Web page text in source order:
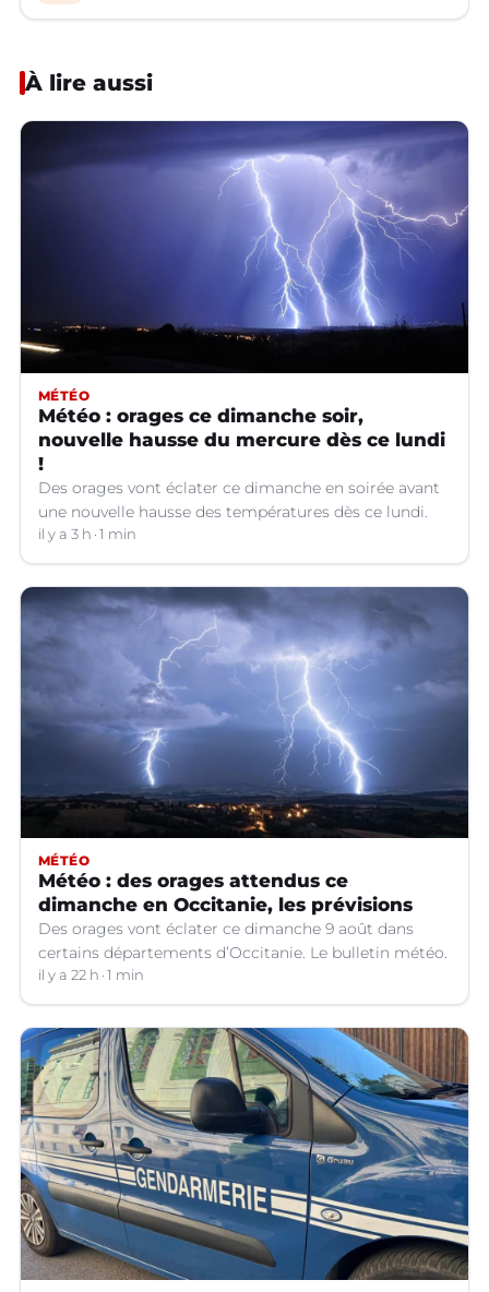
À lire aussi
MÉTÉO
Météo : orages ce dimanche soir,
nouvelle hausse du mercure dès ce lundi
!
Des orages vont éclater ce dimanche en soirée avant
une nouvelle hausse des températures dès ce lundi.
il y a 3 h 1 min
MÉTÉO
Météo : des orages attendus ce
dimanche en Occitanie, les prévisions
Des orages vont éclater ce dimanche 9 août dans
certains départements d’Occitanie. Le bulletin météo.
il y a 22 h 1 min